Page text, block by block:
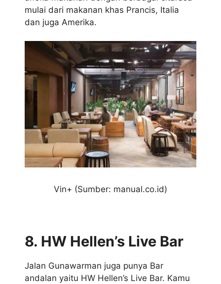
mulai dari makanan khas Prancis, Italia
dan juga Amerika.
Vin+ (Sumber: manual.co.id)
8. HW Hellen’s Live Bar
Jalan Gunawarman juga punya Bar
andalan yaitu HW Hellen’s Live Bar. Kamu